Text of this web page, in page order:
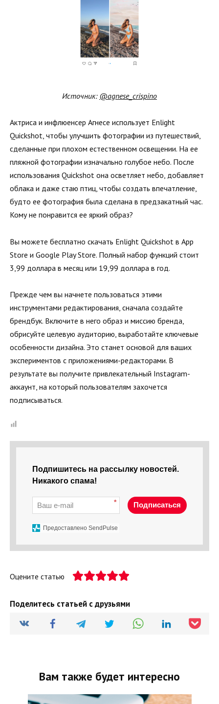
Источник: @agnese_crispino
Актриса и инфлюенсер Агнесе использует Enlight
Quickshot, чтобы улучшить фотографии из путешествий,
сделанные при плохом естественном освещении. На ее
пляжной фотографии изначально голубое небо. После
использования Quickshot она осветляет небо, добавляет
облака и даже стаю птиц, чтобы создать впечатление,
будто ее фотография была сделана в предзакатный час.
Кому не понравится ее яркий образ?
Вы можете бесплатно скачать Enlight Quickshot в App
Store и Google Play Store. Полный набор функций стоит
3,99 доллара в месяц или 19,99 доллара в год.
Прежде чем вы начнете пользоваться этими
инструментами редактирования, сначала создайте
брендбук. Включите в него образ и миссию бренда,
обрисуйте целевую аудиторию, выработайте ключевые
особенности дизайна. Это станет основой для ваших
экспериментов с приложениями-редакторами. В
результате вы получите привлекательный Instagram-
аккаунт, на который пользователям захочется
подписываться.
Подпишитесь на рассылку новостей.
Никакого спама!
* Подписаться
Предоставлено SendPulse
Оцените статью
Поделитесь статьей с друзьями
Вам также будет интересно